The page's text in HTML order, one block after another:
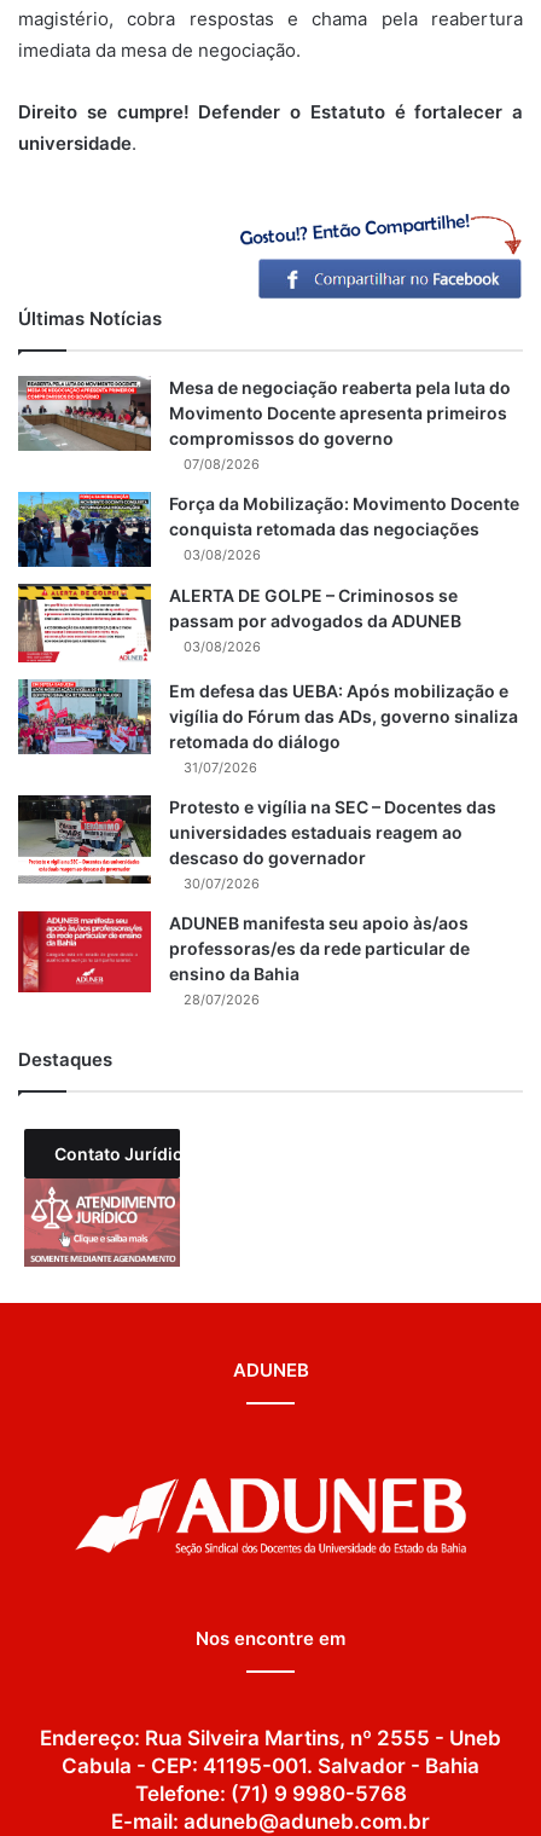
magistério, cobra respostas e chama pela reabertura
imediata da mesa de negociação.
Direito se cumpre! Defender o Estatuto é fortalecer a
universidade.
Últimas Notícias
Mesa de negociação reaberta pela luta do
Movimento Docente apresenta primeiros
compromissos do governo
07/08/2026
Força da Mobilização: Movimento Docente
conquista retomada das negociações
03/08/2026
ALERTA DE GOLPE – Criminosos se
passam por advogados da ADUNEB
03/08/2026
Em defesa das UEBA: Após mobilização e
vigília do Fórum das ADs, governo sinaliza
retomada do diálogo
31/07/2026
Protesto e vigília na SEC – Docentes das
universidades estaduais reagem ao
descaso do governador
30/07/2026
ADUNEB manifesta seu apoio às/aos
professoras/es da rede particular de
ensino da Bahia
28/07/2026
Destaques
Contato Jurídico
ADUNEB
Nos encontre em
Endereço: Rua Silveira Martins, nº 2555 - Uneb
Cabula - CEP: 41195-001. Salvador - Bahia
Telefone: (71) 9 9980-5768
E-mail: aduneb@aduneb.com.br